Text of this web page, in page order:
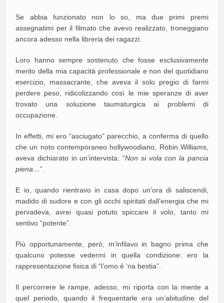
Se abbia funzionato non lo so, ma due primi premi
assegnatimi per il filmato che avevo realizzato, troneggiano
ancora adesso nella libreria dei ragazzi.
Loro hanno sempre sostenuto che fosse esclusivamente
merito della mia capacità professionale e non del quotidiano
esercizio, massacrante, che aveva il solo pregio di farmi
perdere peso, ridicolizzando così le mie speranze di aver
trovato una soluzione taumaturgica ai problemi di
occupazione.
In effetti, mi ero “asciugato” parecchio, a conferma di quello
che un noto contemporaneo hollywoodiano, Robin Williams,
aveva dichiarato in un’intervista: “Non si vola con la pancia
piena…”.
E io, quando rientravo in casa dopo un’ora di saliscendi,
madido di sudore e con gli occhi spiritati dall’energia che mi
pervadeva, avrei quasi potuto spiccare il volo, tanto mi
sentivo “potente”.
Più opportunamente, però, m’infilavo in bagno prima che
qualcuno potesse vedermi in quella condizione: ero la
rappresentazione fisica di “l’omo è ‘na bestia”.
Il percorrere le rampe, adesso, mi riporta con la mente a
quel periodo, quando il frequentarle era un’abitudine del